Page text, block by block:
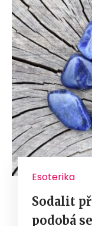
Esoterika
Sodalit
podobá